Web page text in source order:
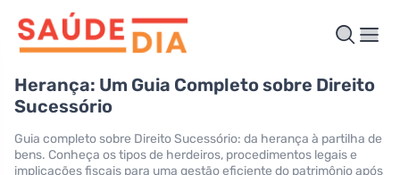
Herança: Um Guia Completo sobre Direito
Sucessório
Guia completo sobre Direito Sucessório: da herança à partilha de
bens. Conheça os tipos de herdeiros, procedimentos legais e
implicações fiscais para uma gestão eficiente do patrimônio após